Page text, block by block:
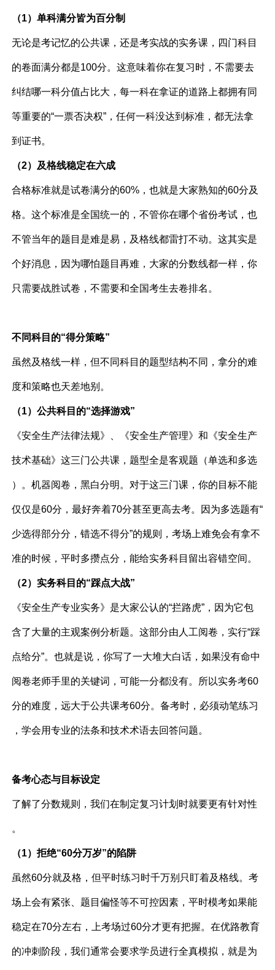
（1）单科满分皆为百分制
无论是考记忆的公共课，还是考实战的实务课，四门科目
的卷面满分都是100分。这意味着你在复习时，不需要去
纠结哪一科分值占比大，每一科在拿证的道路上都拥有同
等重要的“一票否决权”，任何一科没达到标准，都无法拿
到证书。
（2）及格线稳定在六成
合格标准就是试卷满分的60%，也就是大家熟知的60分及
格。这个标准是全国统一的，不管你在哪个省份考试，也
不管当年的题目是难是易，及格线都雷打不动。这其实是
个好消息，因为哪怕题目再难，大家的分数线都一样，你
只需要战胜试卷，不需要和全国考生去卷排名。
不同科目的“得分策略”
虽然及格线一样，但不同科目的题型结构不同，拿分的难
度和策略也天差地别。
（1）公共科目的“选择游戏”
《安全生产法律法规》、《安全生产管理》和《安全生产
技术基础》这三门公共课，题型全是客观题（单选和多选
）。机器阅卷，黑白分明。对于这三门课，你的目标不能
仅仅是60分，最好奔着70分甚至更高去考。因为多选题有“
少选得部分分，错选不得分”的规则，考场上难免会有拿不
准的时候，平时多攒点分，能给实务科目留出容错空间。
（2）实务科目的“踩点大战”
《安全生产专业实务》是大家公认的“拦路虎”，因为它包
含了大量的主观案例分析题。这部分由人工阅卷，实行“踩
点给分”。也就是说，你写了一大堆大白话，如果没有命中
阅卷老师手里的关键词，可能一分都没有。所以实务考60
分的难度，远大于公共课考60分。备考时，必须动笔练习
，学会用专业的法条和技术术语去回答问题。
备考心态与目标设定
了解了分数规则，我们在制定复习计划时就要更有针对性
。
（1）拒绝“60分万岁”的陷阱
虽然60分就及格，但平时练习时千万别只盯着及格线。考
场上会有紧张、题目偏怪等不可控因素，平时模考如果能
稳定在70分左右，上考场过60分才更有把握。在优路教育
的冲刺阶段，我们通常会要求学员进行全真模拟，就是为